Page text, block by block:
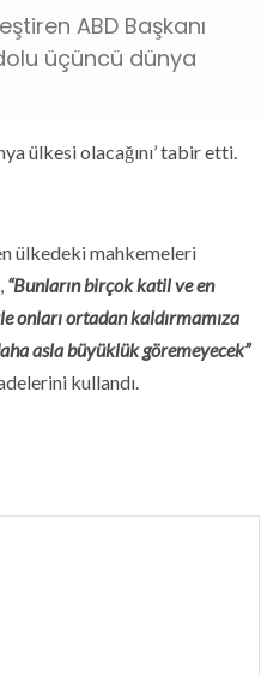
ABD Başkanı
üçüncü dünya
ülkesi olacağını’ tabir etti.
ülkedeki mahkemeleri
“Bunların birçok katil ve en
onları ortadan kaldırmamıza
asla büyüklük göremeyecek”
kullandı.